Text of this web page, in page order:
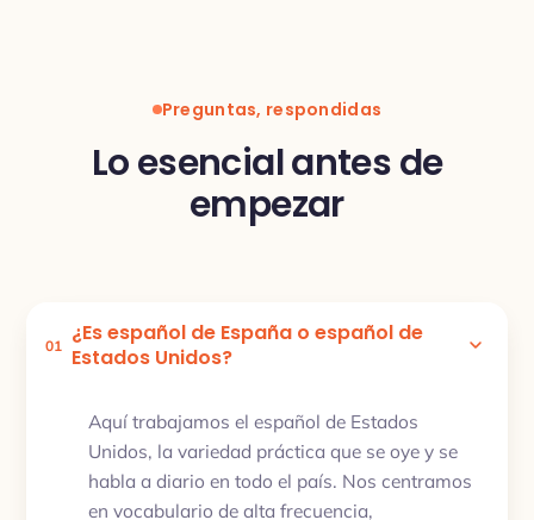
Preguntas, respondidas
Lo esencial antes de
empezar
01 ¿Es español de España o español de
Estados Unidos?
Aquí trabajamos el español de Estados
Unidos, la variedad práctica que se oye y se
habla a diario en todo el país. Nos centramos
en vocabulario de alta frecuencia,